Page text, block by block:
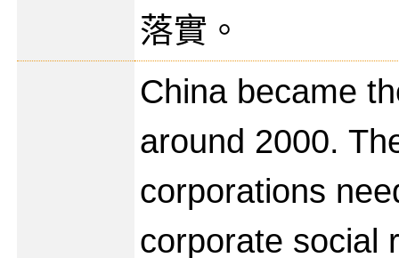
落實。
China became
around 2000.
corporations
corporate social